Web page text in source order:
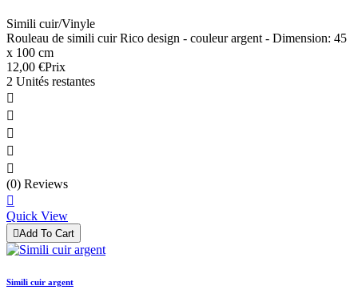
Simili cuir/Vinyle
Rouleau de simili cuir Rico design - couleur argent - Dimension: 45
x 100 cm
12,00 €Prix
2 Unités restantes





(0) Reviews

Quick View
Add To Cart
Simili cuir argent